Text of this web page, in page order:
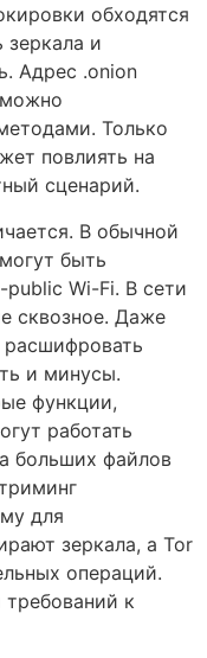
обходятся
зеркала и
Адрес .onion
Только
повлиять на
сценарий.
В обычной
быть
public Wi-Fi. В сети
сквозное. Даже
и минусы.
функции,
работать
больших файлов
для
зеркала, а Tor
операций.
к